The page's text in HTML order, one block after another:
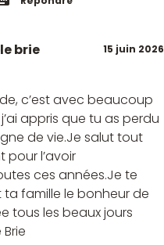
15 juin 2026
brie
c’est avec beaucoup
appris que tu as perdu
de vie.Je salut tout
l’avoir
ces années.Je te
famille le bonheur de
tous les beaux jours